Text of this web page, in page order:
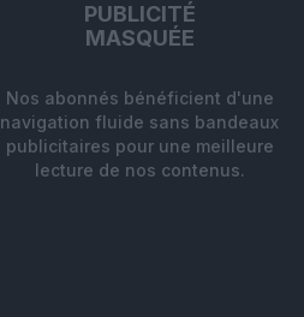
PUBLICITÉ
MASQUÉE
Nos abonnés bénéficient d'une
navigation fluide sans bandeaux
publicitaires pour une meilleure
lecture de nos contenus.